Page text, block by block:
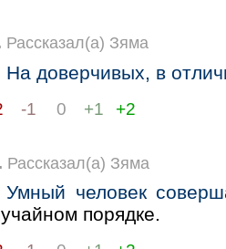
Рассказал(а) Зяма
На доверчивых, в
-1 0 +1 +2
Рассказал(а) Зяма
Умный человек
порядке.